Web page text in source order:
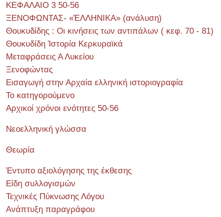
ΚΕΦΑΛΑΙΟ 3 50-56
ΞΕΝΟΦΩΝΤΑΣ- «ἙΛΛΗΝΙΚΑ» (ανάλυση)
Θουκυδίδης : Οι κινήσεις των αντιπάλων ( κεφ. 70 - 81)
Θουκυδίδη Ἱστορία Κερκυραϊκά
Μεταφράσεις Α Λυκείου
Ξενοφώντας
Εισαγωγή στην Αρχαία ελληνική ιστοριογραφία
Το κατηγορούμενο
Αρχικοί χρόνοι ενότητες 50-56
Νεοελληνική γλώσσα
Θεωρία
Έντυπο αξιολόγησης της έκθεσης
Είδη συλλογισμών
Τεχνικές Πύκνωσης Λόγου
Ανάπτυξη παραγράφου